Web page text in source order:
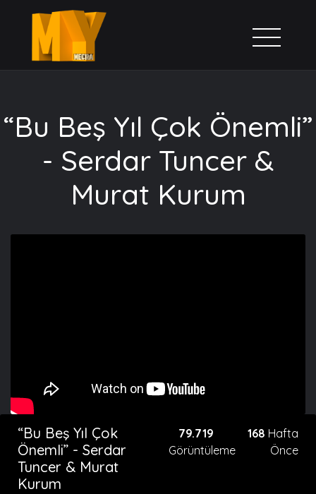
“Bu Beş Yıl Çok Önemli”
- Serdar Tuncer &
Murat Kurum
“Bu Beş Yıl Çok
Önemli” - Serdar
Tuncer & Murat
Kurum
79.719
Görüntüleme
168 Hafta
Önce